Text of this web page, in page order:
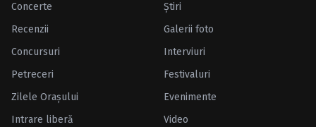
Concerte
Ştiri
Recenzii
Galerii foto
Concursuri
Interviuri
Petreceri
Festivaluri
Zilele Oraşului
Evenimente
Intrare liberă
Video